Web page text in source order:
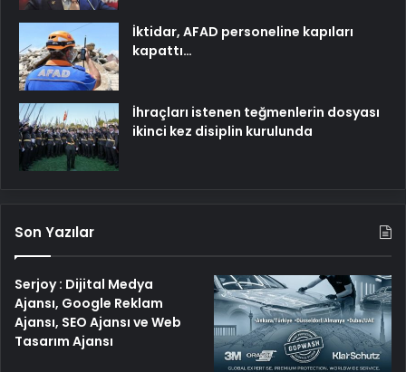
İktidar, AFAD personeline kapıları
kapattı…
İhraçları istenen teğmenlerin dosyası
ikinci kez disiplin kurulunda
Son Yazılar
Serjoy : Dijital Medya
Ajansı, Google Reklam
Ajansı, SEO Ajansı ve Web
Tasarım Ajansı